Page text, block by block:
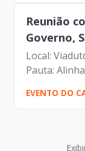
Municipal
Reunião
Governo,
Local:
Pauta:
Francisco
Edson
EVENTO DO